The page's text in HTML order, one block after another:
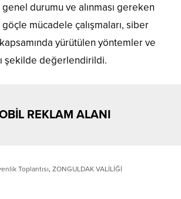
durumu ve alınması gereken
mücadele çalışmaları, siber
yürütülen yöntemler ve
şekilde değerlendirildi.
REKLAM ALANI
Toplantısı, ZONGULDAK VALİLİĞİ